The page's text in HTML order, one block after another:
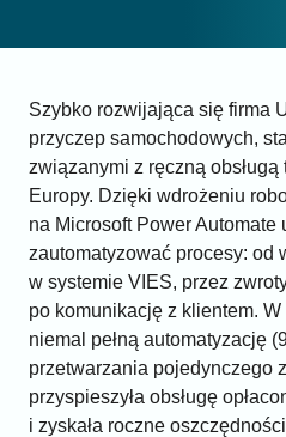
Szybko rozwijająca się firma
przyczep samochodowych,
związanymi z ręczną obsługą
Europy. Dzięki wdrożeniu
na Microsoft Power Automate
zautomatyzować procesy: od
w systemie VIES, przez
po komunikację z klientem. W
niemal pełną automatyzację
przetwarzania pojedynczego
przyspieszyła obsługę
i zyskała roczne